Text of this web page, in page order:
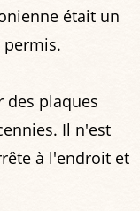
était un
permis.
des plaques
Il n'est
à l'endroit et